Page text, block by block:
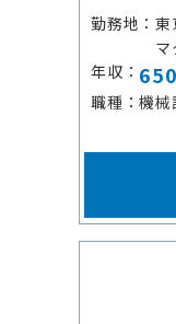
勤務地
マ
年収
650
職種
機械